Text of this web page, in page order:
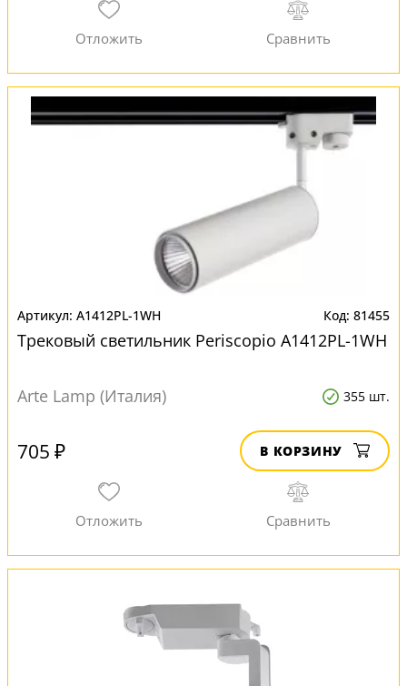
A1412PL-1WH 81455
Трековый светильник Periscopio A1412PL-1WH
Arte Lamp (Италия) 355 шт.
705 ₽ В КОРЗИНУ